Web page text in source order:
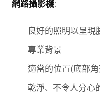
網路攝影機:
良好的照明以呈現
專業背景
適當的位置(底部
乾淨、不令人分心